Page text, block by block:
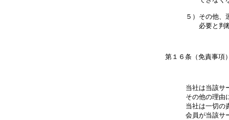
５）その他、
当社は当該サ
その他の理由
当社は一切の
会員が当該サ